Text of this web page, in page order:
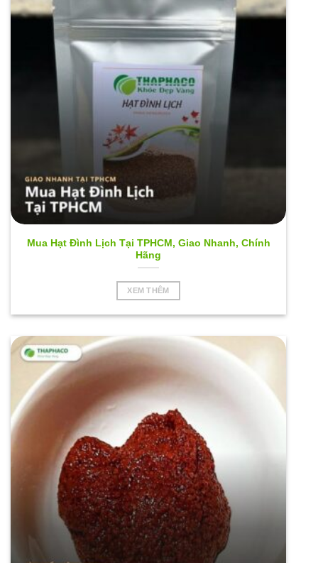
Mua Hạt Đình Lịch Tại TPHCM, Giao Nhanh, Chính
Hãng
XEM THÊM